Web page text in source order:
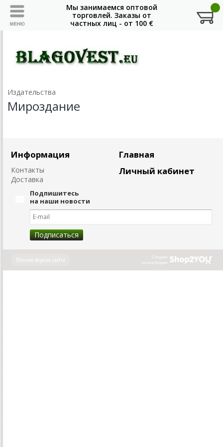
Издательства
Мироздание
Информация
Контакты
Доставка
Главная
Личный кабинет
Подпишитесь
на наши новости
Создано
на платформе
Полная версия сайта